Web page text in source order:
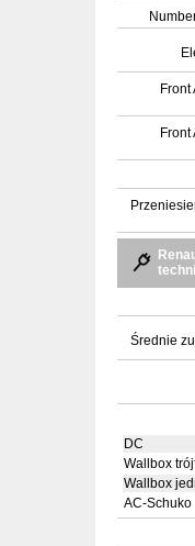
Średnie
DC
Wallbox
Wallbox
AC-Schuko